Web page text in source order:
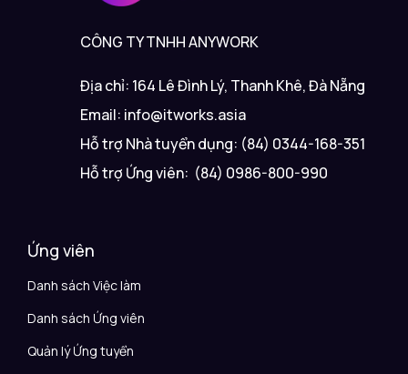
CÔNG TY TNHH ANYWORK
Địa chỉ: 164 Lê Đình Lý, Thanh Khê, Đà Nẵng
Email: info@itworks.asia
Hỗ trợ Nhà tuyển dụng: (84) 0344-168-351
Hỗ trợ Ứng viên: (84) 0986-800-990
Ứng viên
Danh sách Việc làm
Danh sách Ứng viên
Quản lý Ứng tuyển